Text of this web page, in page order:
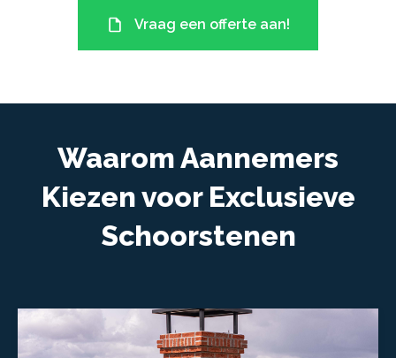
Vraag een offerte aan!
Waarom Aannemers
Kiezen voor Exclusieve
Schoorstenen